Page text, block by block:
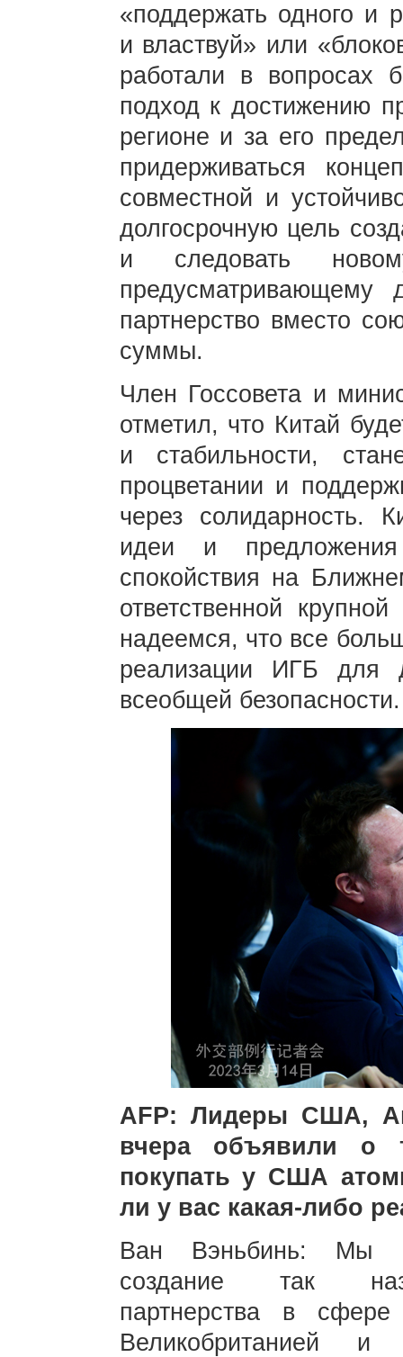
«поддержать одного и
и властвуй» или
работали в вопросах
подход к достижению
регионе и за его
придерживаться
совместной и
долгосрочную цель
и следовать
предусматривающему
партнерство вместо
суммы.
Член Госсовета и
отметил, что Китай
и стабильности,
процветании и
через солидарность.
идеи и
спокойствия на
ответственной
надеемся, что все
реализации ИГБ для
всеобщей безопасности.
AFP: Лидеры США,
вчера объявили о
покупать у США
ли у вас какая-либо
Ван Вэньбинь: Мы
создание так
партнерства в
Великобританией